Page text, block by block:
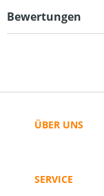
Bewertungen
ÜBER UNS
SERVICE